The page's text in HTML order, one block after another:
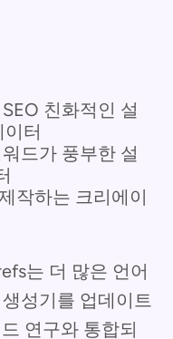
친화적인 설
터
드가 풍부한 설
작하는 크리에이
는 더 많은 언어
성기를 업데이트
연구와 통합되